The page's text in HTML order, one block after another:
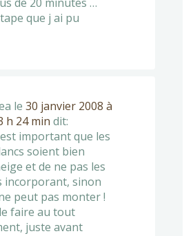
de 20 minutes …
que j ai pu
le 30 janvier 2008 à
h 24 min dit:
important que les
soient bien
et de ne pas les
incorporant, sinon
peut pas monter !
faire au tout
juste avant